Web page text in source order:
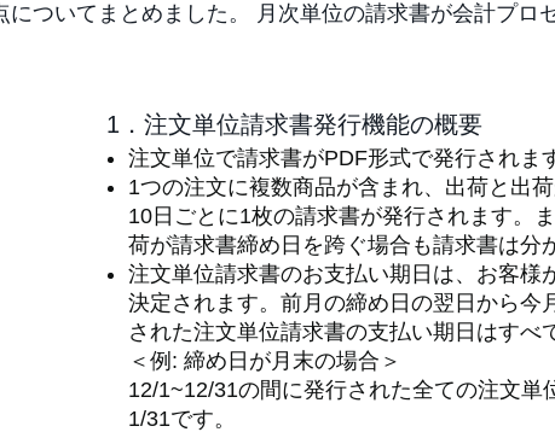
ついてまとめました。 月次単位の請求書が会計プ
1．注文単位請求書発行機能の概要
注文単位で請求書がPDF形式で発行されま
1つの注文に複数商品が含まれ、出荷と出
10日ごとに1枚の請求書が発行されます。
荷が請求書締め日を跨ぐ場合も請求書は分
注文単位請求書のお支払い期日は、お客様
決定されます。前月の締め日の翌日から今
された注文単位請求書の支払い期日はすべ
＜例: 締め日が月末の場合＞
12/1~12/31の間に発行された全ての注文単
1/31です。